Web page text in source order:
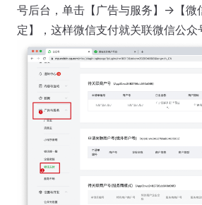
号后台，单击【广告与服务】->【微
定】，这样微信支付就关联微信公众